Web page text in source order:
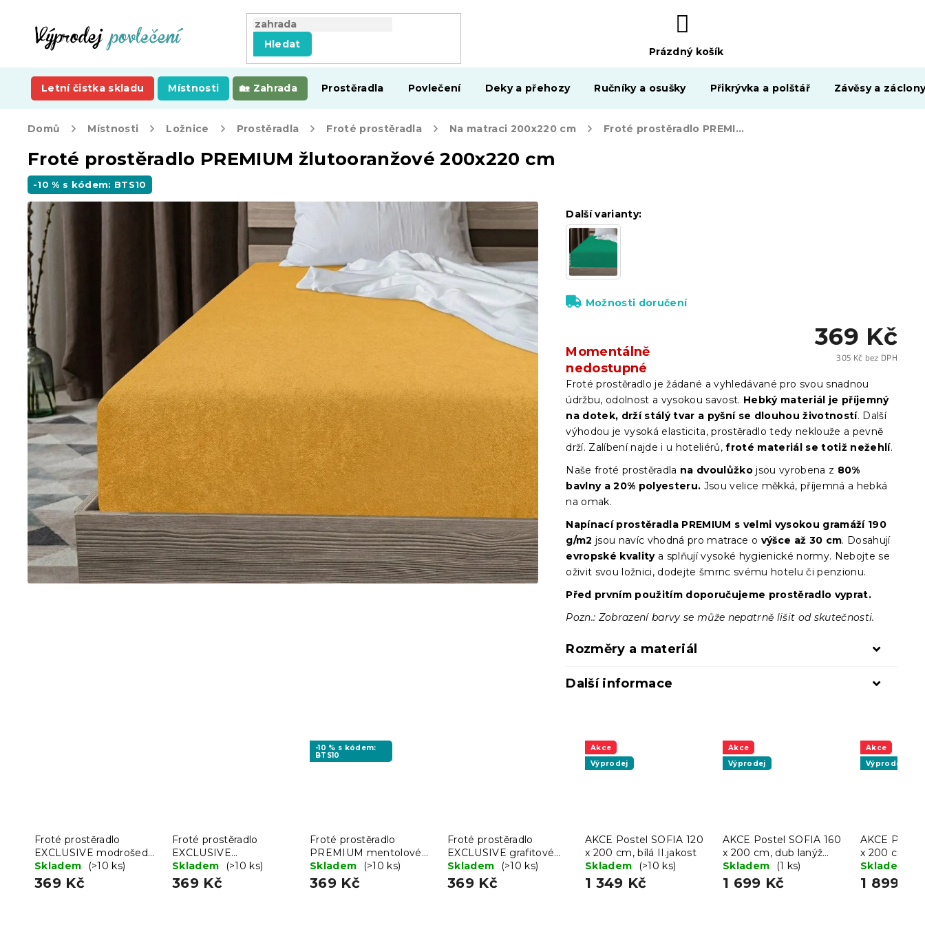
Hledat
NÁKUPNÍ
KOŠÍK
Prázdný košík
Letní čistka skladu Místnosti Zahrada Prostěradla Povlečení Deky a přehozy Ručníky a osušky Přikrývka a polštář Závěsy a
Domů Místnosti Ložnice Prostěradla Froté prostěradla Na matraci 200x220 cm Froté prostěradlo PREMIUM žlutooranžové 200x220 cm
Froté prostěradlo PREMIUM žlutooranžové 200x220 cm
-10 % s kódem: BTS10
369 Kč
305 Kč bez DPH
Momentálně
nedostupné
Další varianty:
Možnosti doručení
Froté prostěradlo je žádané a vyhledávané pro svou snadnou
údržbu, odolnost a vysokou savost. Hebký materiál je příjemný
na dotek, drží stálý tvar a pyšní se dlouhou životností. Další
výhodou je vysoká elasticita, prostěradlo tedy neklouže a pevně
drží. Zalíbení najde i u hoteliérů,froté materiál se totiž nežehlí.
Naše froté prostěradla na dvoulůžkojsou vyrobena z 80%
bavlny a 20% polyesteru. Jsou velice měkká, příjemná a hebká
na omak.
Napínací prostěradla PREMIUM s velmi vysokou gramáží 190
g/m2 jsou navíc vhodná pro matrace o výšce až 30 cm. Dosahují
evropské kvalitya splňují vysoké hygienické normy. Nebojte se
oživit svou ložnici, dodejte šmrnc svému hotelu či penzionu.
Před prvním použitím doporučujeme prostěradlo vyprat.
Pozn.: Zobrazení barvy se může nepatrně lišit od skutečnosti.
Rozměry a materiál
Další informace
Froté prostěradlo
EXCLUSIVE modrošedé
200x220 cm
Skladem (>10 ks)
369 Kč
Froté prostěradlo
EXCLUSIVE
hnědooranžové 200x220
cm
Skladem (>10 ks)
369 Kč
-10 % s kódem:
BTS10
Froté prostěradlo
PREMIUM mentolové
200x220 cm
Skladem (>10 ks)
369 Kč
Froté prostěradlo
EXCLUSIVE grafitové
200x220 cm
Skladem (>10 ks)
369 Kč
Akce
Výprodej
AKCE Postel SOFIA 120
x 200 cm, bílá II.jakost
Skladem
(>10 ks)
1 349 Kč
Akce
Výprodej
AKCE Postel SOFIA 160
x 200 cm, dub lanýž
II.jakost
Skladem (1 ks)
1 699 Kč
Akce
Výprodej
AKCE
x 200 cm,
Skladem
1 899 Kč